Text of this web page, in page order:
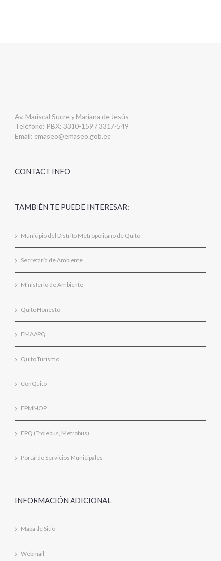
Av. Mariscal Sucre y Mariana de Jesús
Teléfono: PBX: 3310-159 / 3317-549
Email: emaseo@emaseo.gob.ec
CONTACT INFO
TAMBIÉN TE PUEDE INTERESAR:
Municipio del Distrito Metropolitano de Quito
Secretaría de Ambiente
Ministerio de Ambiente
Quito Honesto
EMAAPQ
Quito Turismo
ConQuito
EPMMOP
EPQ (Trolebus, Metrobus)
Portal de Servicios Municipales
INFORMACIÓN ADICIONAL
Mapa de Sitio
Webmail